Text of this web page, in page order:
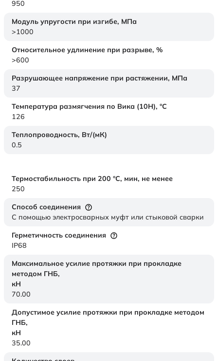
950
Модуль упругости при изгибе, МПа
>1000
Относительное удлинение при разрыве, %
>600
Разрушающее напряжение при растяжении, МПа
37
Температура размягчения по Вика (10Н), °C
126
Теплопроводность, Вт/(мК)
0.5
Термостабильность при 200 °С, мин, не менее
250
Способ соединения
С помощью электросварных муфт или стыковой сварки
Герметичность соединения
IP68
Максимальное усилие протяжки при прокладке
методом ГНБ,
кН
70.00
Допустимое усилие протяжки при прокладке методом
ГНБ,
кН
35.00